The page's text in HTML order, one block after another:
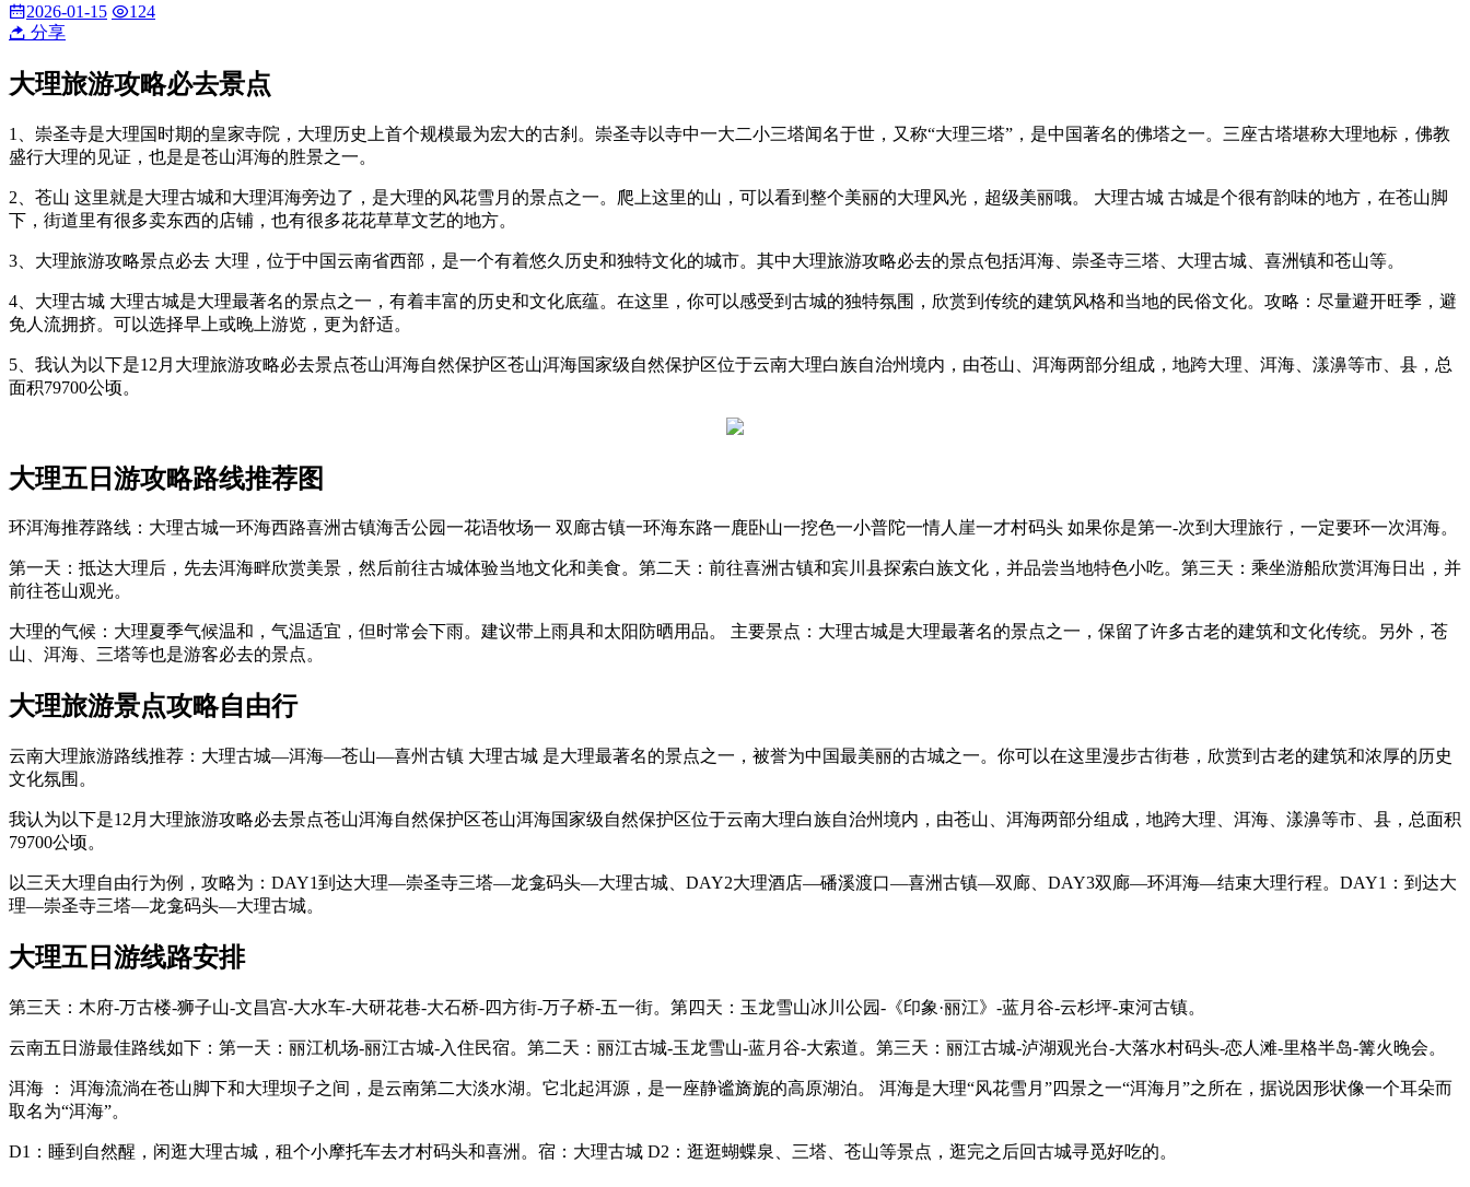
2026-01-15
124
分享
大理旅游攻略必去景点
1、崇圣寺是大理国时期的皇家寺院，大理历史上首个规模最为宏大的古刹。崇圣寺以寺中一大二小三塔闻名于世，又称“大理三塔”，是中国著名的佛塔之一。三座古塔堪称大理地标，佛教
盛行大理的见证，也是是苍山洱海的胜景之一。
2、苍山 这里就是大理古城和大理洱海旁边了，是大理的风花雪月的景点之一。爬上这里的山，可以看到整个美丽的大理风光，超级美丽哦。 大理古城 古城是个很有韵味的地方，在苍山脚
下，街道里有很多卖东西的店铺，也有很多花花草草文艺的地方。
3、大理旅游攻略景点必去 大理，位于中国云南省西部，是一个有着悠久历史和独特文化的城市。其中大理旅游攻略必去的景点包括洱海、崇圣寺三塔、大理古城、喜洲镇和苍山等。
4、大理古城 大理古城是大理最著名的景点之一，有着丰富的历史和文化底蕴。在这里，你可以感受到古城的独特氛围，欣赏到传统的建筑风格和当地的民俗文化。攻略：尽量避开旺季，避
免人流拥挤。可以选择早上或晚上游览，更为舒适。
5、我认为以下是12月大理旅游攻略必去景点苍山洱海自然保护区苍山洱海国家级自然保护区位于云南大理白族自治州境内，由苍山、洱海两部分组成，地跨大理、洱海、漾濞等市、县，总
面积79700公顷。
大理五日游攻略路线推荐图
环洱海推荐路线：大理古城一环海西路喜洲古镇海舌公园一花语牧场一 双廊古镇一环海东路一鹿卧山一挖色一小普陀一情人崖一才村码头 如果你是第一-次到大理旅行，一定要环一次洱海。
第一天：抵达大理后，先去洱海畔欣赏美景，然后前往古城体验当地文化和美食。第二天：前往喜洲古镇和宾川县探索白族文化，并品尝当地特色小吃。第三天：乘坐游船欣赏洱海日出，并
前往苍山观光。
大理的气候：大理夏季气候温和，气温适宜，但时常会下雨。建议带上雨具和太阳防晒用品。 主要景点：大理古城是大理最著名的景点之一，保留了许多古老的建筑和文化传统。另外，苍
山、洱海、三塔等也是游客必去的景点。
大理旅游景点攻略自由行
云南大理旅游路线推荐：大理古城—洱海—苍山—喜州古镇 大理古城 是大理最著名的景点之一，被誉为中国最美丽的古城之一。你可以在这里漫步古街巷，欣赏到古老的建筑和浓厚的历史
文化氛围。
我认为以下是12月大理旅游攻略必去景点苍山洱海自然保护区苍山洱海国家级自然保护区位于云南大理白族自治州境内，由苍山、洱海两部分组成，地跨大理、洱海、漾濞等市、县，总面积
79700公顷。
以三天大理自由行为例，攻略为：DAY1到达大理—崇圣寺三塔—龙龛码头—大理古城、DAY2大理酒店—磻溪渡口—喜洲古镇—双廊、DAY3双廊—环洱海—结束大理行程。DAY1：到达大
理—崇圣寺三塔—龙龛码头—大理古城。
大理五日游线路安排
第三天：木府-万古楼-狮子山-文昌宫-大水车-大研花巷-大石桥-四方街-万子桥-五一街。第四天：玉龙雪山冰川公园-《印象·丽江》-蓝月谷-云杉坪-束河古镇。
云南五日游最佳路线如下：第一天：丽江机场-丽江古城-入住民宿。第二天：丽江古城-玉龙雪山-蓝月谷-大索道。第三天：丽江古城-泸湖观光台-大落水村码头-恋人滩-里格半岛-篝火晚会。
洱海 ： 洱海流淌在苍山脚下和大理坝子之间，是云南第二大淡水湖。它北起洱源，是一座静谧旖旎的高原湖泊。 洱海是大理“风花雪月”四景之一“洱海月”之所在，据说因形状像一个耳朵而
取名为“洱海”。
D1：睡到自然醒，闲逛大理古城，租个小摩托车去才村码头和喜洲。宿：大理古城 D2：逛逛蝴蝶泉、三塔、苍山等景点，逛完之后回古城寻觅好吃的。